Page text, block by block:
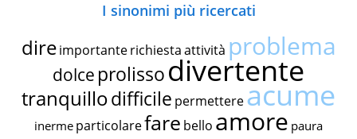
I sinonimi più ricercati
dire importante richiestaattività problema
dolce prolissodivertente
tranquillodifficile permettereacume
inerme particolarefare bello amore paura